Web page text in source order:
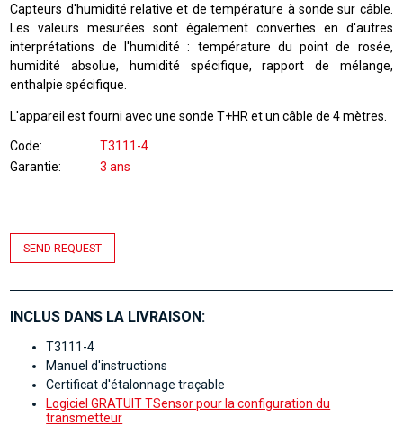
Capteurs d'humidité relative et de température à sonde sur câble.
Les valeurs mesurées sont également converties en d'autres
interprétations de l'humidité : température du point de rosée,
humidité absolue, humidité spécifique, rapport de mélange,
enthalpie spécifique.
L'appareil est fourni avec une sonde T+HR et un câble de 4 mètres.
Code
T3111-4
Garantie
3 ans
SEND REQUEST
INCLUS DANS LA LIVRAISON:
T3111-4
Manuel d'instructions
Certificat d'étalonnage traçable
Logiciel GRATUIT TSensor pour la configuration du
transmetteur